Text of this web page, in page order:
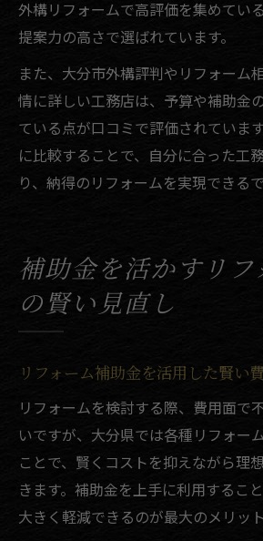
外構リフォームで高評価を集めてい
提案力の高さで選ばれています。
また、大分市外構評判やリフォーム
情に詳しい工務店は、予算や補助金
ている点が口コミで評価されていま
に比較することで、自分に合った工
り、納得のリフォームを実現できるで
補助金を活かすリ
の賢い見直し
リフォーム補助金を活用した賢い
リフォームを検討する際、費用面で
いですが、大分県では各種リフォー
ことで、賢くコストを抑えながら理
きます。補助金を上手に利用するこ
大きく軽減できるのが最大のメリット